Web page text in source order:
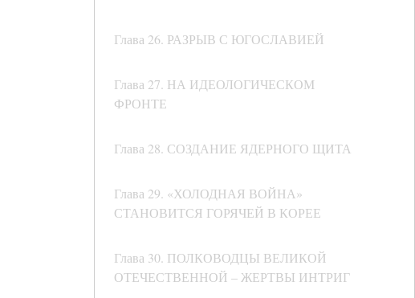
Глава 26. РАЗРЫВ С ЮГОСЛАВИЕЙ
Глава 27. НА ИДЕОЛОГИЧЕСКОМ
ФРОНТЕ
Глава 28. СОЗДАНИЕ ЯДЕРНОГО ЩИТА
Глава 29. «ХОЛОДНАЯ ВОЙНА»
СТАНОВИТСЯ ГОРЯЧЕЙ В КОРЕЕ
Глава 30. ПОЛКОВОДЦЫ ВЕЛИКОЙ
ОТЕЧЕСТВЕННОЙ – ЖЕРТВЫ ИНТРИГ